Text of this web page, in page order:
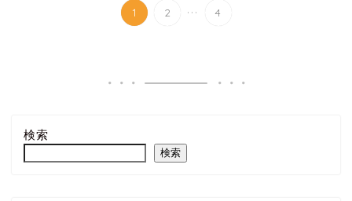
1 2 ... 4
検索
検索